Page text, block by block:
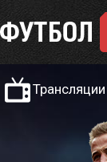
Трансляции